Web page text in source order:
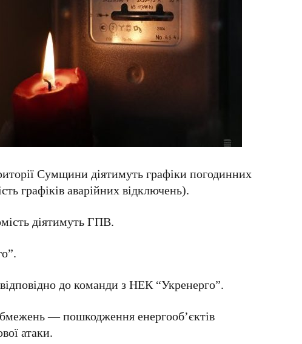
Сумщини діятимуть графіки погодинних
графіків аварійних відключень).
діятимуть ГПВ.
до команди з НЕК “Укренерго”.
— пошкодження енергообʼєктів
атаки.